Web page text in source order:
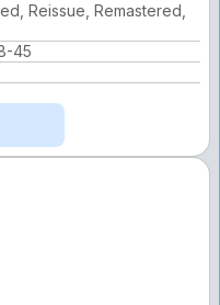
Reissue, Remastered,
45